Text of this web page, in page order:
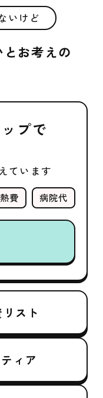
いけど
お考えの
プで
ています
費 病院代
スト
ィア